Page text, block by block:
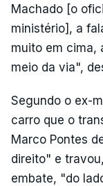
Machado [o
ministério], a
muito em cima,
meio da via",
Segundo o ex-
carro que o
Marco Pontes
direito" e
embate, "do